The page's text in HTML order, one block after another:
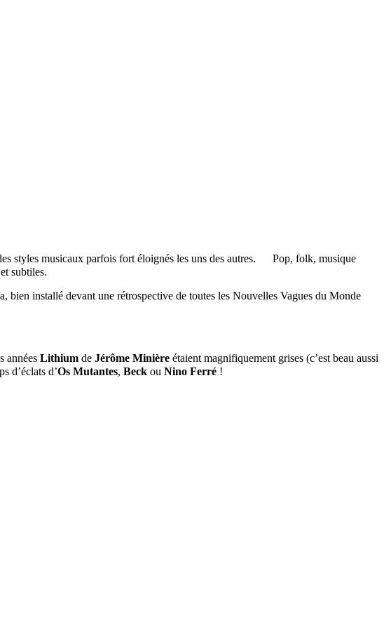
styles musicaux parfois fort éloignés les uns des autres. Pop, folk, musique
subtiles.
bien installé devant une rétrospective de toutes les Nouvelles Vagues du Monde
années Lithium de Jérôme Minière étaient magnifiquement grises (c’est beau aussi
d’éclats d’Os Mutantes, Beck ou Nino Ferré !